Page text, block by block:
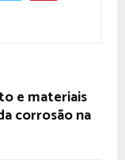
e materiais
corrosão na